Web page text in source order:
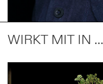
WIRKT MIT IN ...